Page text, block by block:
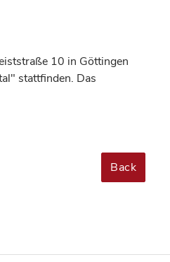
10 in Göttingen
stattfinden. Das
Back